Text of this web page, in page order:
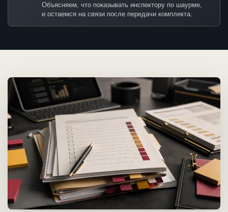
Объясняем, что показывать инспектору по шаурме,
и остаемся на связи после передачи комплекта.